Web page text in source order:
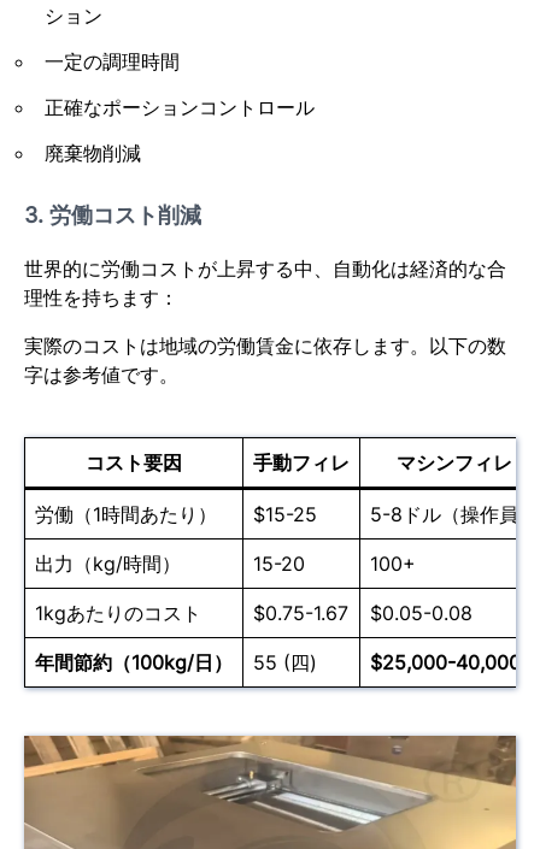
ション
一定の調理時間
正確なポーションコントロール
廃棄物削減
3. 労働コスト削減
世界的に労働コストが上昇する中、自動化は経済的な合
理性を持ちます：
実際のコストは地域の労働賃金に依存します。以下の数
字は参考値です。
コスト要因 手動フィレ マシンフィレ
労働（1時間あたり） $15-25 5-8ドル（操作員）
出力（kg/時間） 15-20 100+
1kgあたりのコスト $0.75-1.67 $0.05-0.08
年間節約（100kg/日） 55 (四) $25,000-40,000